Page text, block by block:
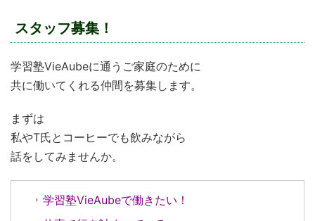
スタッフ募集！
学習塾VieAubeに通うご家庭のために
共に働いてくれる仲間を募集します。
まずは
私やT氏とコーヒーでも飲みながら
話をしてみませんか。
学習塾VieAubeで働きたい！